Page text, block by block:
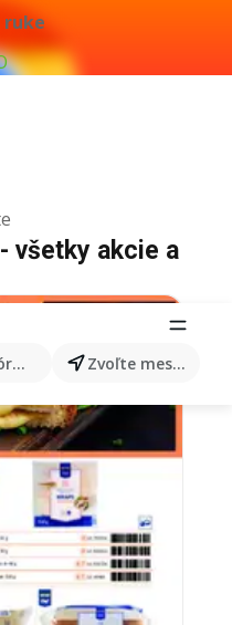
ruke
produkty... Zvoľte mesto
všetky akcie a